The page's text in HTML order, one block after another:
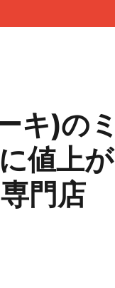
キ)のミ
値上が
門店